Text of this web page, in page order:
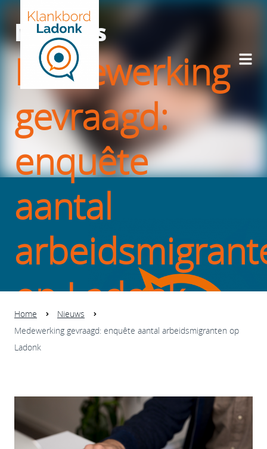
Nieuws
Medewerking
gevraagd:
enquête
aantal
op Ladonk
Home
Nieuws
Medewerking gevraagd: enquête aantal arbeidsmigranten op
Ladonk